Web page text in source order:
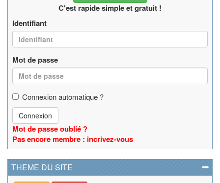
C'est rapide simple et gratuit !
Identifiant
Mot de passe
Connexion automatique ?
Connexion
Mot de passe oublié ?
Pas encore membre : incrivez-vous
THEME DU SITE